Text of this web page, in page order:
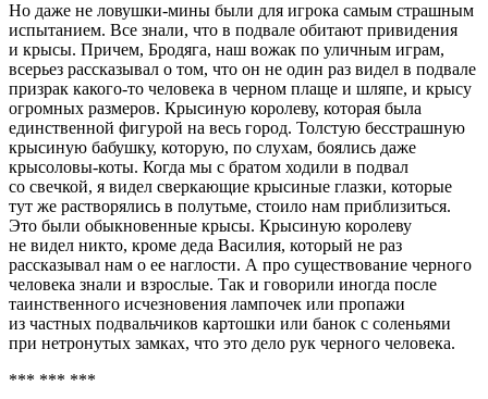
Но даже не ловушки-мины были для игрока самым страшным
испытанием. Все знали, что в подвале обитают привидения
и крысы. Причем, Бродяга, наш вожак по уличным играм,
всерьез рассказывал о том, что он не один раз видел в подвале
призрак какого-то человека в черном плаще и шляпе, и крысу
огромных размеров. Крысиную королеву, которая была
единственной фигурой на весь город. Толстую бесстрашную
крысиную бабушку, которую, по слухам, боялись даже
крысоловы-коты. Когда мы с братом ходили в подвал
со свечкой, я видел сверкающие крысиные глазки, которые
тут же растворялись в полутьме, стоило нам приблизиться.
Это были обыкновенные крысы. Крысиную королеву
не видел никто, кроме деда Василия, который не раз
рассказывал нам о ее наглости. А про существование черного
человека знали и взрослые. Так и говорили иногда после
таинственного исчезновения лампочек или пропажи
из частных подвальчиков картошки или банок с соленьями
при нетронутых замках, что это дело рук черного человека.
*** *** ***